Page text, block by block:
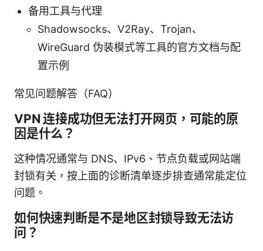
备用工具与代理
Shadowsocks、V2Ray、Trojan、
WireGuard 伪装模式等工具的官方文档与配
置示例
常见问题解答（FAQ）
VPN 连接成功但无法打开网页，可能的原
因是什么？
这种情况通常与 DNS、IPv6、节点负载或网站端
封锁有关，按上面的诊断清单逐步排查通常能定位
问题。
如何快速判断是不是地区封锁导致无法访
问？